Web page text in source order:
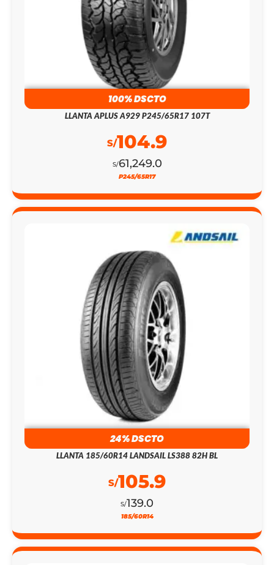
100% DSCTO
LLANTA APLUS A929 P245/65R17 107T
S/61,249.0
S/104.9
P245/65R17
24% DSCTO
LLANTA 185/60R14 LANDSAIL LS388 82H BL
S/139.0
S/105.9
185/60R14